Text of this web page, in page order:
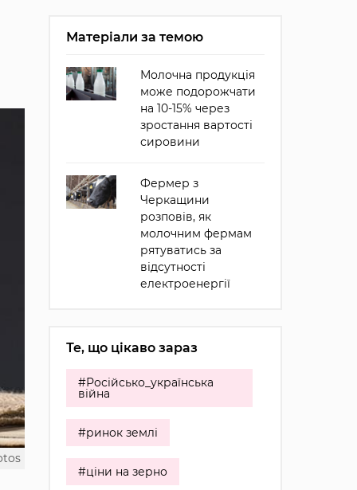
Матеріали за темою
Молочна продукція
може подорожчати
на 10-15% через
зростання вартості
сировини
Фермер з
Черкащини
розповів, як
молочним фермам
рятуватись за
відсутності
електроенергії
Те, що цікаво зараз
#Російсько_українська
війна
#ринок землі
#ціни на зерно